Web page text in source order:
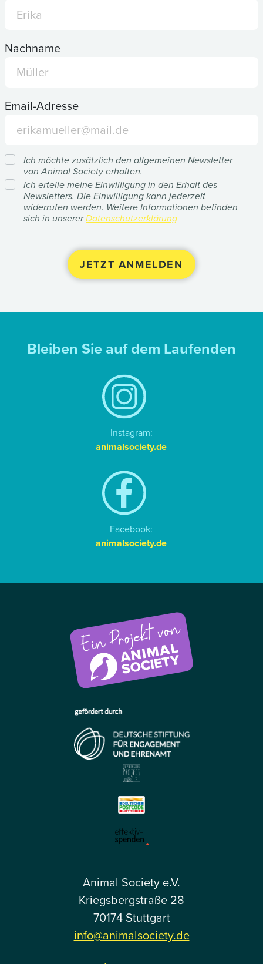
Nachname
Email-Adresse
Ich möchte zusätzlich den allgemeinen Newsletter
von Animal Society erhalten.
Ich erteile meine Einwilligung in den Erhalt des
Newsletters. Die Einwilligung kann jederzeit
widerrufen werden. Weitere Informationen befinden
sich in unsererDatenschutzerklärung
Bleiben Sie auf dem Laufenden
Instagram:
animalsociety.de
Facebook:
animalsociety.de
Animal Society e.V.
Kriegsbergstraße 28
70174 Stuttgart
info@animalsociety.de